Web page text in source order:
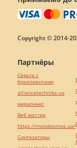
Copyright © 2014-
Партнёры
Серьги с
бриллиантами
alliancetechnika.ua
миралинкс
Веб мастер
https://motokosmos.ua/
Синтезаторы